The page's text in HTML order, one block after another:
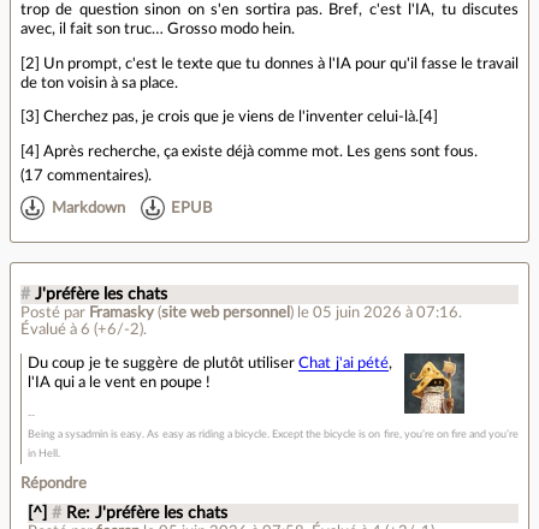
trop de question sinon on s'en sortira pas. Bref, c'est l'IA, tu discutes
avec, il fait son truc… Grosso modo hein.
[2] Un prompt, c'est le texte que tu donnes à l'IA pour qu'il fasse le travail
de ton voisin à sa place.
[3] Cherchez pas, je crois que je viens de l'inventer celui-là.[4]
[4] Après recherche, ça existe déjà comme mot. Les gens sont fous.
(17 commentaires).
Markdown EPUB
# J'préfère les chats
Posté par Framasky (site web personnel ) le 05 juin 2026 à 07:16.
Évalué à 6 (+6/-2).
Du coup je te suggère de plutôt utiliserChat j'ai pété,
l'IA qui a le vent en poupe !
Being a sysadmin is easy. As easy as riding a bicycle. Except the bicycle is on fire, you’re on fire and you’re
in Hell.
Répondre
[^] # Re: J'préfère les chats